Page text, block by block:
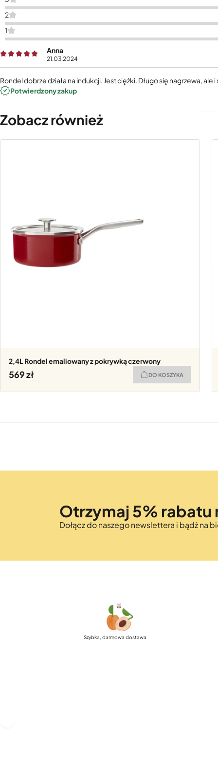
2
1
Anna
21.03.2024
Rondel dobrze działa na indukcji. Jest ciężki. Długo się nagrzewa,
Potwierdzony zakup
Zobacz również
2,4L Rondel emaliowany z pokrywką czerwony
569 DO KOSZYKA
Otrzymaj 5% rabatu
Dołącz do naszego newslettera i bądź na
Szybka, darmowa dostawa